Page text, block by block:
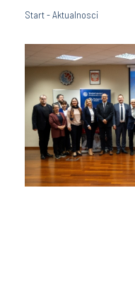
Start-Aktualnosci